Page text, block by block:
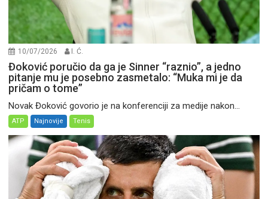
10/07/2026 I. Ć.
Đoković poručio da ga je Sinner “raznio”, a jedno
pitanje mu je posebno zasmetalo: “Muka mi je da
pričam o tome”
Novak Đoković govorio je na konferenciji za medije nakon...
ATP Najnovije Tenis